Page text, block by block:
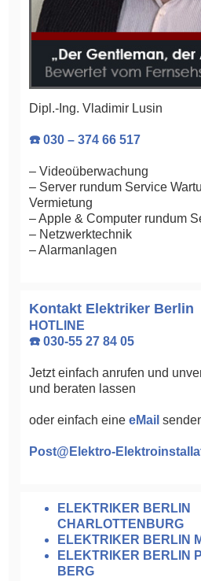
Dipl.-Ing. Vladimir Lusin
☎️ 030 – 374 66 517
– Videoüberwachung
– Server rundum Service
Vermietung
– Apple & Computer rundum
– Netzwerktechnik
– Alarmanlagen
Kontakt Elektriker Berlin
HOTLINE
☎️ 030-55 27 84 05
Jetzt einfach anrufen und
und beraten lassen
oder einfach eine eMail
Post@Elektro-
ELEKTRIKER BERLIN
CHARLOTTENBURG
ELEKTRIKER BERLIN
ELEKTRIKER BERLIN
BERG